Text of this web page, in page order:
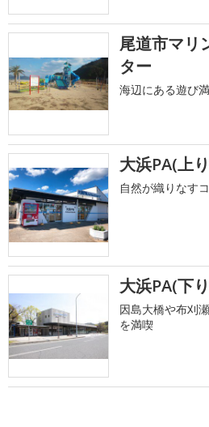
尾道市マリ
ター
海辺にある遊び
大浜PA(上
自然が織りなす
大浜PA(下
因島大橋や布刈
を満喫